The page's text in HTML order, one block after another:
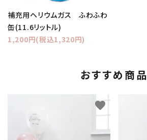
補充用ヘリウムガス ふわふわ
缶(11.6リットル)
1,200円(税込1,320円)
おすすめ商品
favorite